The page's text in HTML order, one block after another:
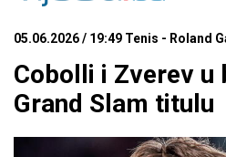
05.06.2026 / 19:49 Tenis - Roland
Cobolli i Zverev u
Grand Slam titulu